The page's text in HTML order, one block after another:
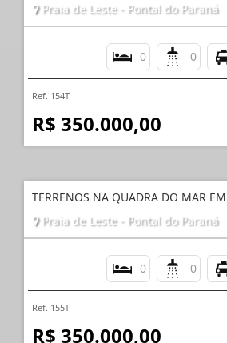
Praia de Leste - Pontal do Paraná
0 0
Ref. 154T
R$ 350.000,00
TERRENOS NA QUADRA DO MAR
Praia de Leste - Pontal do Paraná
0 0
Ref. 155T
R$ 350.000,00